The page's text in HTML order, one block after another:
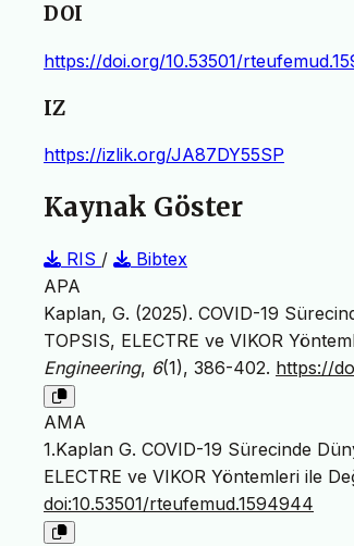
DOI
https://doi.org/10.53501/
IZ
https://izlik.org/JA87DY55SP
Kaynak Göster
RIS /
Bibtex
APA
Kaplan, G. (2025). COVID-19
TOPSIS, ELECTRE ve VIKOR
Engineering, 6(1), 386-402. https://
AMA
1.Kaplan G. COVID-19 Sürecinde
ELECTRE ve VIKOR Yöntemleri ile
doi:10.53501/rteufemud.1594944